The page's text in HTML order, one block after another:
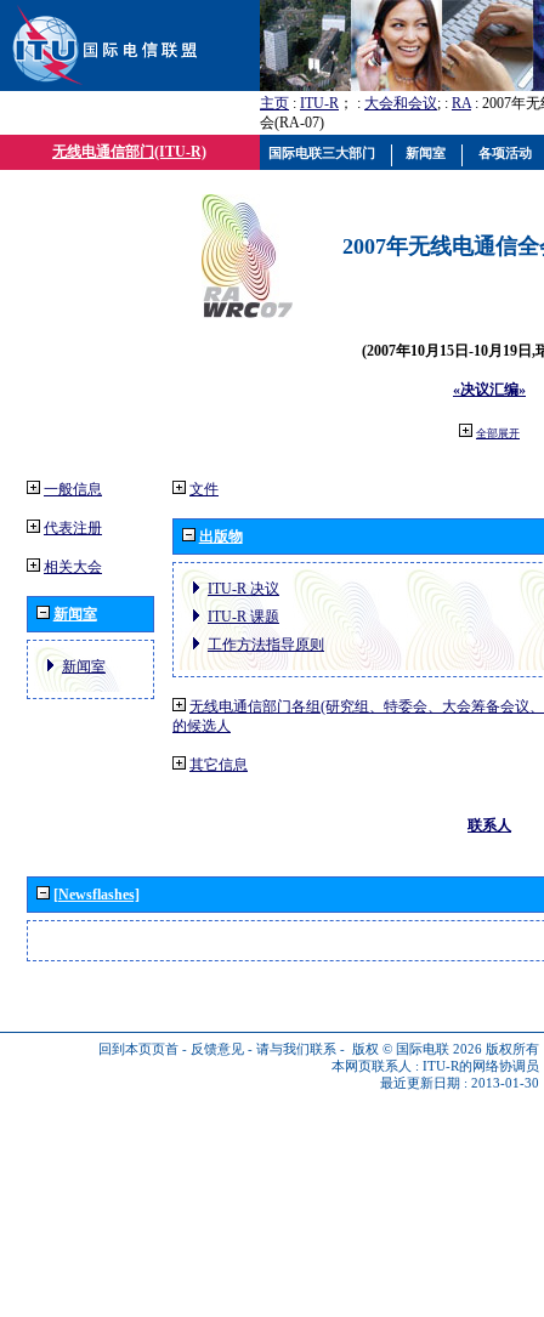
主页 : ITU-R ； : 大会和会议; : RA: 2007年
会(RA-07)
无线电通信部门(ITU-R)
2007年无线电通信
(2007年10月15日-10月19日,
«决议汇编»
全部展开
一般信息
代表注册
相关大会
新闻室
新闻室
文件
出版物
ITU-R 决议
ITU-R 课题
工作方法指导原则
无线电通信部门各组(研究组、特委会、大会筹备会议
的候选人
其它信息
联系人
[Newsflashes]
回到本页页首 - 反馈意见 - 请与我们联系 - 版权 © 国际电联 2026 版权所有
本网页联系人 : ITU-R的网络协调员
最近更新日期 : 2013-01-30
国际电联三大部门 新闻室 各项活动